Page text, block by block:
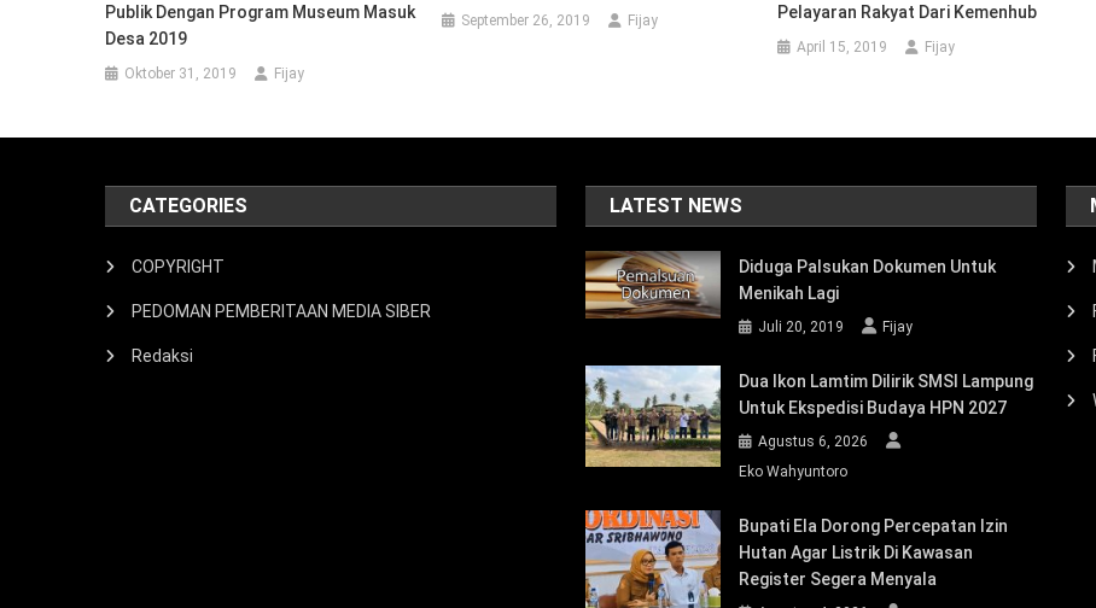
Publik Dengan Program Museum Masuk
Desa 2019
Oktober 31, 2019 Fijay
September 26, 2019 Fijay
Pelayaran Rakyat Dari Kemenhub
April 15, 2019 Fijay
CATEGORIES
COPYRIGHT
PEDOMAN PEMBERITAAN MEDIA SIBER
Redaksi
LATEST NEWS
Diduga Palsukan Dokumen Untuk
Menikah Lagi
Juli 20, 2019 Fijay
Dua Ikon Lamtim Dilirik SMSI Lampung
Untuk Ekspedisi Budaya HPN 2027
Agustus 6, 2026
Eko Wahyuntoro
Bupati Ela Dorong Percepatan Izin
Hutan Agar Listrik Di Kawasan
Register Segera Menyala